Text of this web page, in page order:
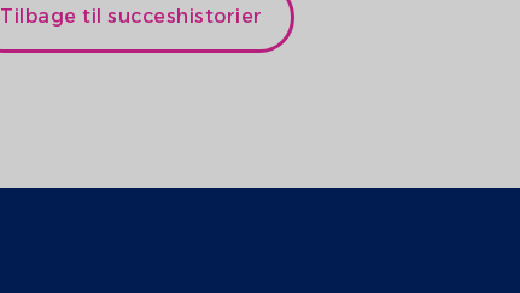
Tilbage til succeshistorier